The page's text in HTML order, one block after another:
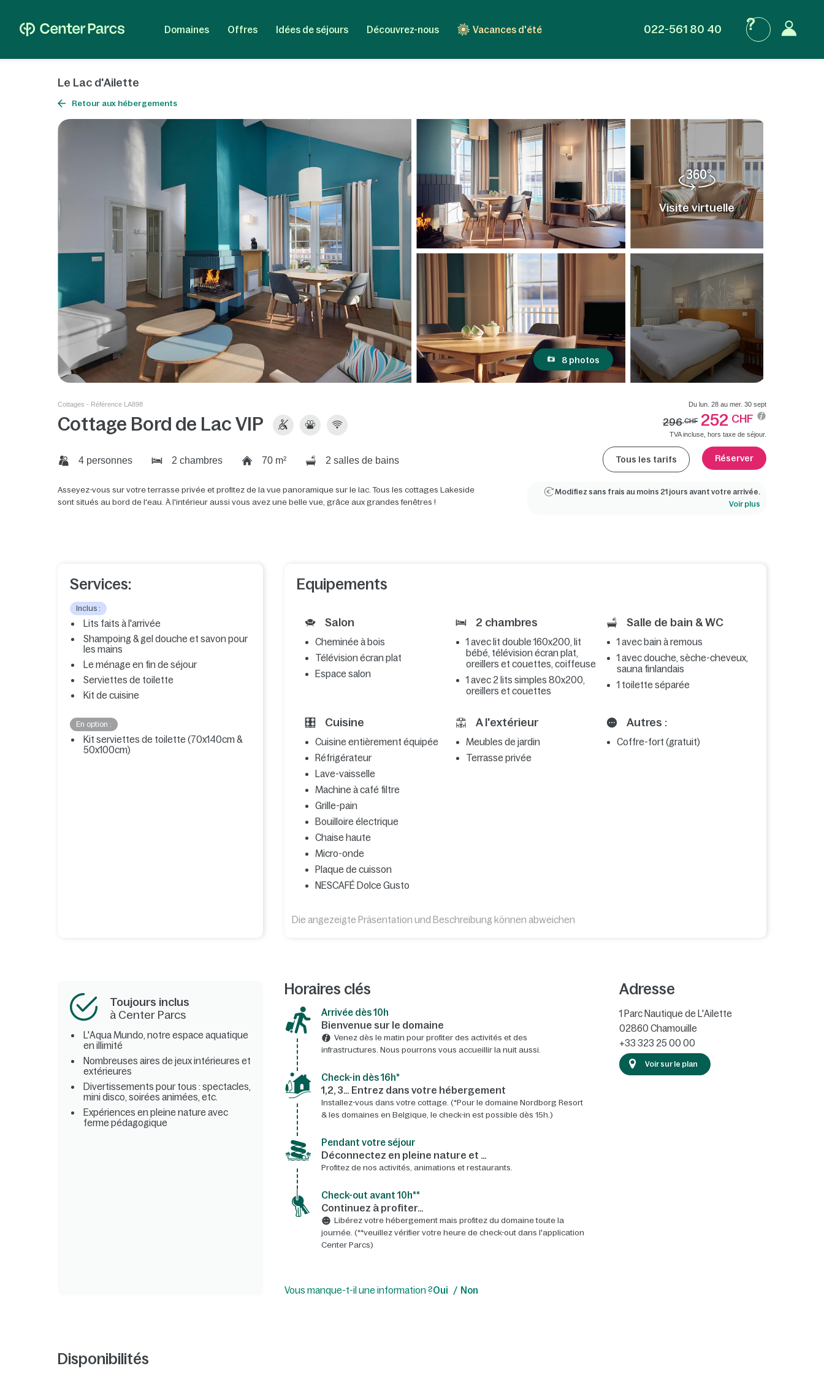
Domaines Offres Idées de séjours Découvrez-nous Vacances d'été 022-561 80 40
Le Lac d'Ailette
Retour aux hébergements
8 photos
Visite virtuelle
Cottages - Référence LA898
Cottage Bord de Lac VIP
4 personnes 2 chambres 70 m² 2 salles de bains
Asseyez-vous sur votre terrasse privée et profitez de la vue panoramique sur le lac. Tous les cottages Lakeside
sont situés au bord de l'eau. À l'intérieur aussi vous avez une belle vue, grâce aux grandes fenêtres !
Du lun. 28 au mer. 30 sept
296CHF 252 CHF
TVA incluse, hors taxe de séjour.
Tous les tarifs Réserver
Modifiez sans frais au moins 21 jours avant votre arrivée.
Voir plus
Services:
Inclus :
Lits faits à l'arrivée
Shampoing & gel douche et savon pour
les mains
Le ménage en fin de séjour
Serviettes de toilette
Kit de cuisine
En option :
Kit serviettes de toilette (70x140cm &
50x100cm)
Equipements
Salon
Cheminée à bois
Télévision écran plat
Espace salon
2 chambres
1 avec lit double 160x200, lit
bébé, télévision écran plat,
oreillers et couettes, coiffeuse
1 avec 2 lits simples 80x200,
oreillers et couettes
Salle de bain & WC
1 avec bain à remous
1 avec douche, sèche-cheveux,
sauna finlandais
1 toilette séparée
Cuisine
Cuisine entièrement équipée
Réfrigérateur
Lave-vaisselle
Machine à café filtre
Grille-pain
Bouilloire électrique
Chaise haute
Micro-onde
Plaque de cuisson
NESCAFÉ Dolce Gusto
A l'extérieur
Meubles de jardin
Terrasse privée
Autres :
Coffre-fort (gratuit)
Die angezeigte Präsentation und Beschreibung können abweichen
Toujours inclus
à Center Parcs
L'Aqua Mundo, notre espace aquatique
en illimité
Nombreuses aires de jeux intérieures et
extérieures
Divertissements pour tous : spectacles,
mini disco, soirées animées, etc.
Expériences en pleine nature avec
ferme pédagogique
Horaires clés
Arrivée dès 10h​
Bienvenue sur le domaine​
Venez dès le matin pour profiter des activités et des
infrastructures. Nous pourrons vous accueillir la nuit aussi.
Check-in dès 16h*​
1,2, 3… Entrez dans votre hébergement
Installez-vous dans votre cottage. (*Pour le domaine Nordborg Resort
& les domaines en Belgique, le check-in est possible dès 15h.)
Pendant votre séjour
Déconnectez en pleine nature et …
Profitez de nos activités, animations et restaurants.
Check-out avant 10h**
Continuez à profiter…
Libérez votre hébergement mais profitez du domaine toute la
journée. (**veuillez vérifier votre heure de check-out dans l'application
Center Parcs)
Adresse
1 Parc Nautique de L'Ailette
02860 Chamouille
+33 323 25 00 00
Voir sur le plan
Vous manque-t-il une information ?Oui Non
Disponibilités